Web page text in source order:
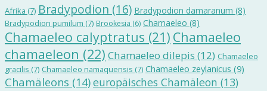
Afrika (7) Bradypodion (16) Bradypodion damaranum (8)
Bradypodion pumilum (7) Brookesia (6) Chamaeleo (8)
Chamaeleo calyptratus (21) Chamaeleo
chamaeleon (22) Chamaeleo dilepis (12) Chamaeleo
gracilis (7) Chamaeleo namaquensis (7) Chamaeleo zeylanicus (9)
Chamäleons (14)europäisches Chamäleon (13)